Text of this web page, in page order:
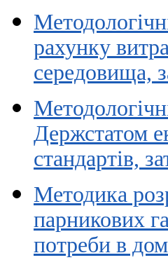
рахунку
середовища,
Держстатом
стандартів,
Методика
парникових
потреби в